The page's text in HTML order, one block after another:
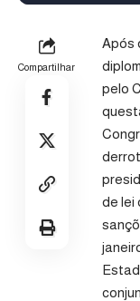
Compartilhar
Após
pelo
de lei